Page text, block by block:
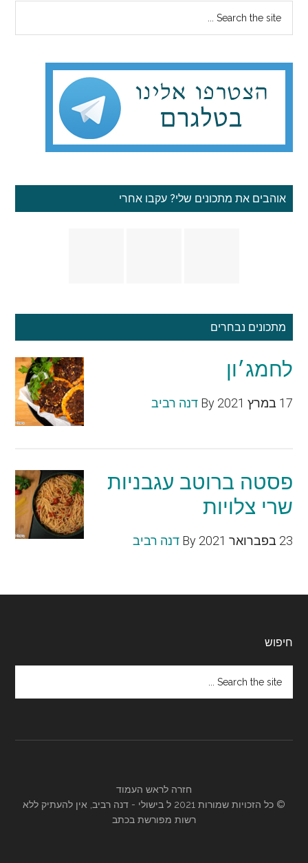
ראשי
אוהבים את מתכונים שלי? עקבו אחרי
מתכונים נבחרים
לחמג׳ון
17 במרץ 2021 By דנה רביב
פסטה ברוטב עגבניות
שרי צלויות
23 בפברואר 2021 By דנה רביב
Footer
חיפוש
the
חזרה לראש העמוד
© כל הזכויות שמורות 2021 ל
בישולי - דנה רביב, אין להעתיק ללא
רשות מפורשת בכתב